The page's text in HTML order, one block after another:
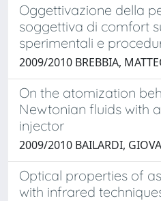
Oggettivazione della
soggettiva di comfort
sperimentali e
2009/2010 BREBBIA,
On the atomization
Newtonian fluids with
injector
2009/2010 BAILARDI,
Optical properties of
with infrared